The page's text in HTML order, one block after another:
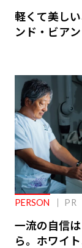
軽くて美し
ンド・ビア
PERSON PR
一流の自信
ら。ホワイ